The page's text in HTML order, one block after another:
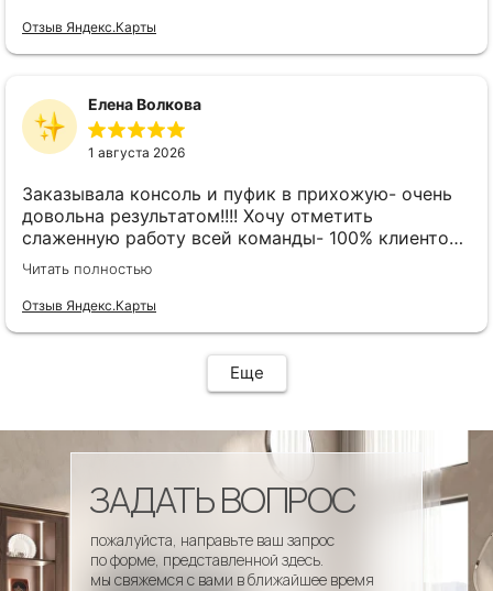
Отзыв Яндекс.Карты
Елена Волкова
1 августа 2026
Заказывала консоль и пуфик в прихожую- очень
довольна результатом!!!! Хочу отметить
слаженную работу всей команды- 100% клиенто
ориентированная команда!!!! При заказе
внимательно слушают заказчика , что очень
облегчает подбор материала и цвета. Четкая
Читать полностью
Отзыв Яндекс.Карты
Еще
пожалуйста, направьте ваш запрос
по форме, представленной здесь.
мы свяжемся с вами в ближайшее время
ЗАДАТЬ ВОПРОС